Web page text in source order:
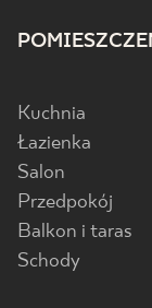
Kuchnia
Łazienka
Salon
Przedpokój
Balkon i taras
Schody